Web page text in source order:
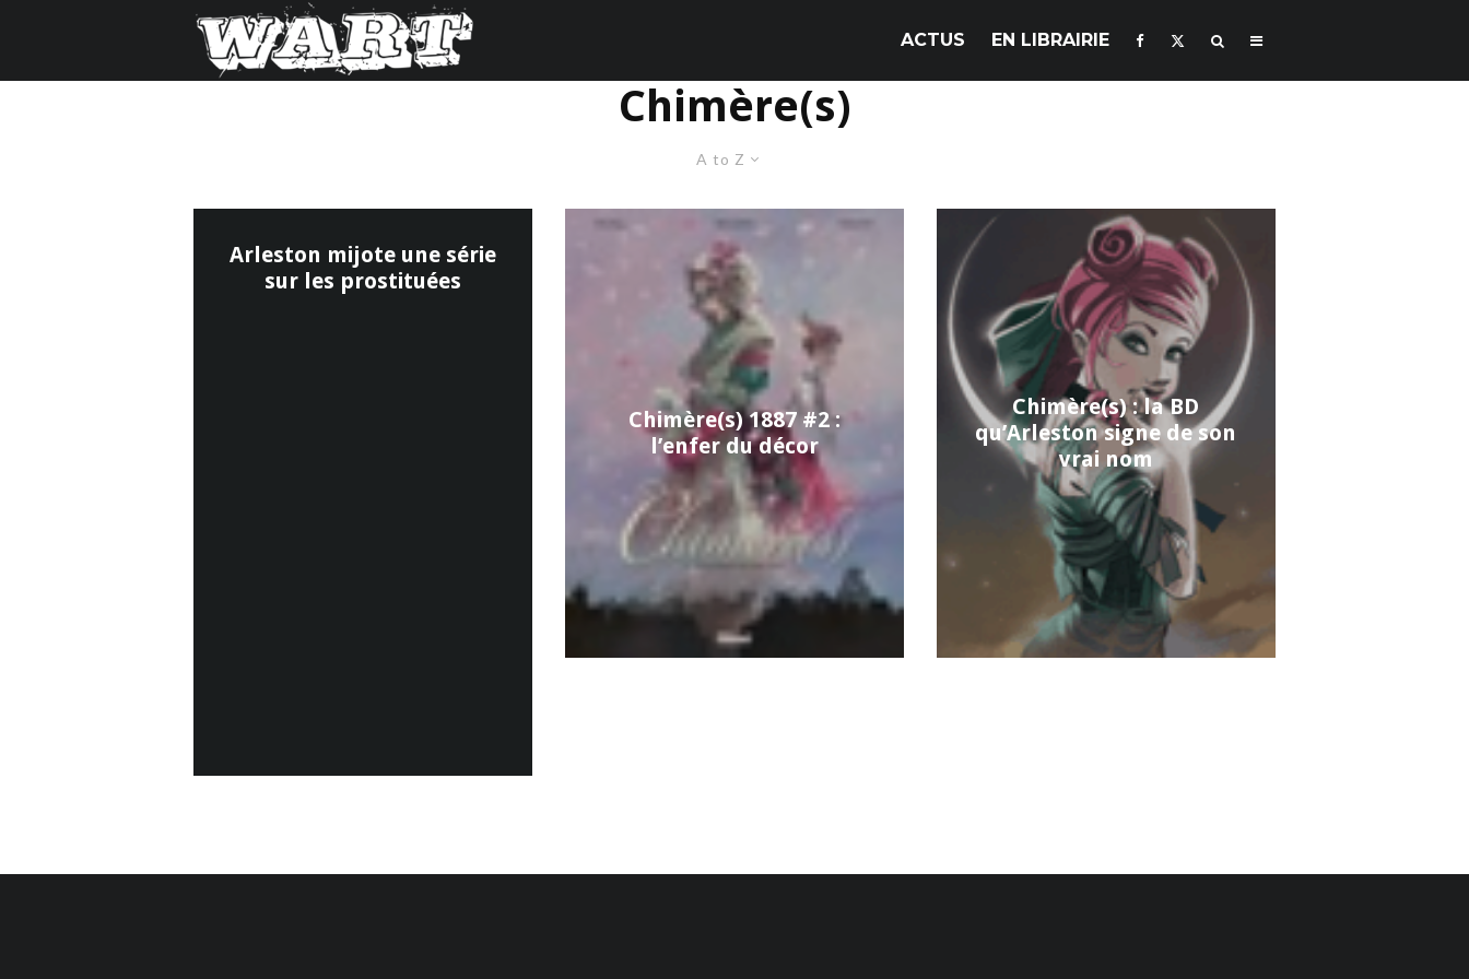
ACTUS EN LIBRAIRIE
Chimère(s)
A to Z
Arleston mijote une série
sur les prostituées
Chimère(s) 1887 #2 :
l’enfer du décor
Chimère(s) : la BD
qu’Arleston signe de son
vrai nom